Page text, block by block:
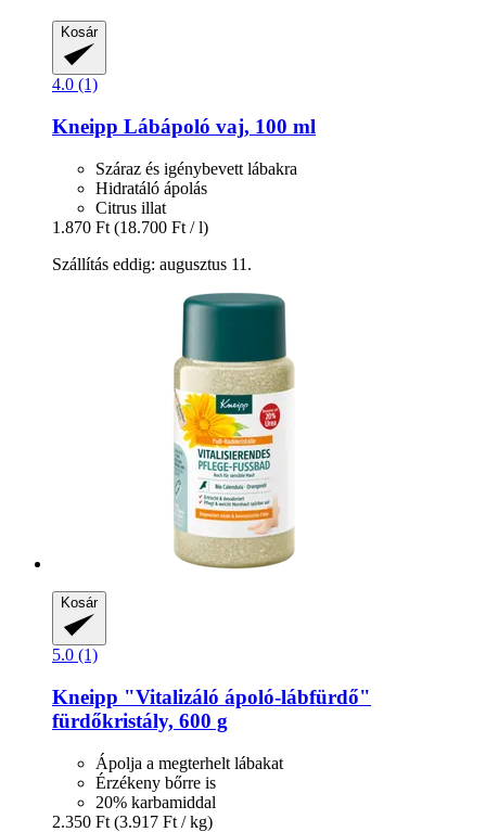
Kosár
4.0 (1)
Kneipp Lábápoló vaj, 100 ml
Száraz és igénybevett lábakra
Hidratáló ápolás
Citrus illat
1.870 Ft (18.700 Ft / l)
Szállítás eddig: augusztus 11.
Kosár
5.0 (1)
Kneipp "Vitalizáló ápoló-​lábfürdő"
fürdőkristály, 600 g
Ápolja a megterhelt lábakat
Érzékeny bőrre is
20% karbamiddal
2.350 Ft (3.917 Ft / kg)